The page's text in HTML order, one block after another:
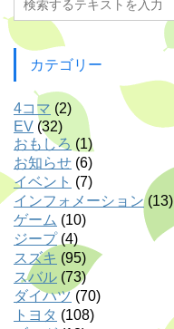
カテゴリー
4コマ (2)
EV (32)
おもしろ (1)
お知らせ (6)
イベント (7)
インフォメーション(13)
ゲーム (10)
ジープ(4)
スズキ (95)
スバル (73)
ダイハツ (70)
トヨタ (108)